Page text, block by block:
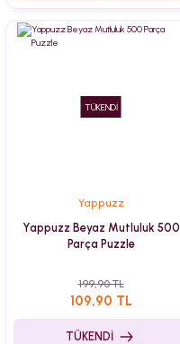
TÜKENDİ
Yappuzz
Yappuzz Beyaz Mutluluk 500
Parça Puzzle
199,90 TL
109,90 TL
TÜKENDİ